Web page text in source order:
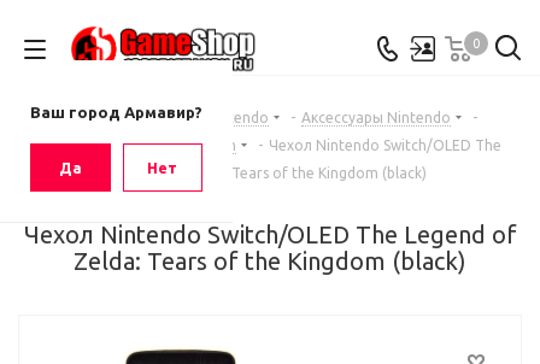
Ваш город Армавир?
Да Нет
0
Главная - Каталог - Nintendo - Аксессуары Nintendo
-
Аксессуары Nintendo Switch
- Чехол Nintendo Switch/OLED The
Legend of Zelda: Tears of the Kingdom (black)
Чехол Nintendo Switch/OLED The Legend of
Zelda: Tears of the Kingdom (black)